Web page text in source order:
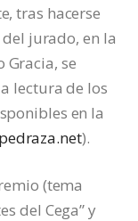
tras hacerse
jurado, en la
se
lectura de los
en la
).
(tema
del Cega” y